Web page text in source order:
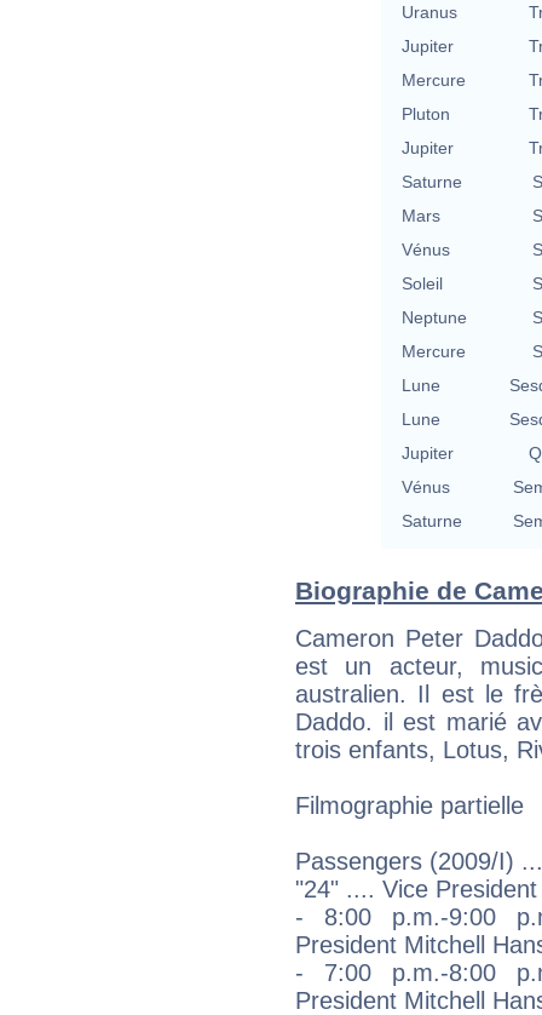
Uranus
Jupiter
Mercure
Pluton
Jupiter
Saturne
Mars
Vénus
Soleil
Neptune
Mercure
Lune
Lune
Jupiter
Vénus
Saturne
Biographie de
Cameron Peter
est un acteur,
australien. Il est le
Daddo. il est marié
trois enfants, Lotus,
Filmographie partielle
Passengers (2009/I)
"24" .... Vice
- 8:00 p.m.-9:00
President Mitchell
- 7:00 p.m.-8:00
President Mitchell